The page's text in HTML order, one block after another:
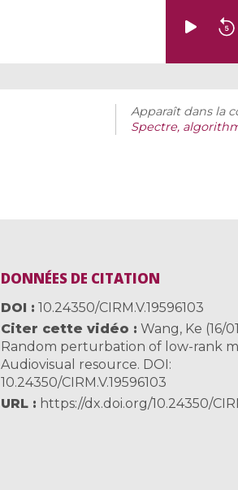
Apparaît dans la
Spectre,
DONNÉES DE CITATION
DOI
10.24350/CIRM.V.19596103
Citer cette vidéo
Wang, Ke (16/
Random perturbation of low-rank
Audiovisual resource. DOI:
10.24350/CIRM.V.19596103
URL
https://dx.doi.org/10.24350/